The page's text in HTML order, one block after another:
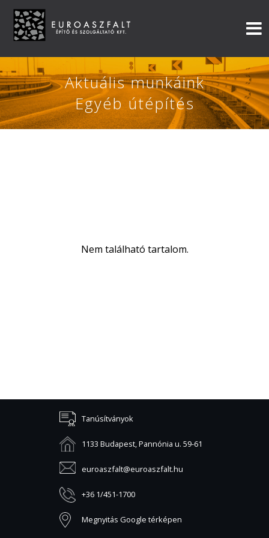
Aktuális munkáink
Egyéb útépítés
Nem található tartalom.
Tanúsítványok
1133 Budapest, Pannónia u. 59-61
euroaszfalt@euroaszfalt.hu
+36 1/451-1700
Megnyitás Google térképen